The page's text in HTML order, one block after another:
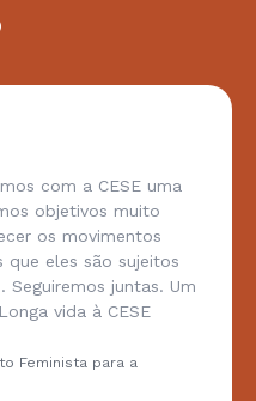
com a CESE uma
objetivos muito
os movimentos
que eles são sujeitos
juntas. Um
vida à CESE
Feminista para a